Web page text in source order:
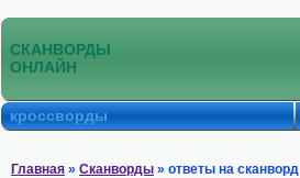
СКАНВОРДЫ
ОНЛАЙН
кроссворды
Главная » Сканворды » ответы на сканворд